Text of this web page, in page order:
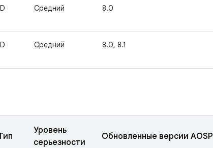
Средний 8.0
Средний 8.0, 8.1
Уровень
серьезности
Обновленные версии AOSP